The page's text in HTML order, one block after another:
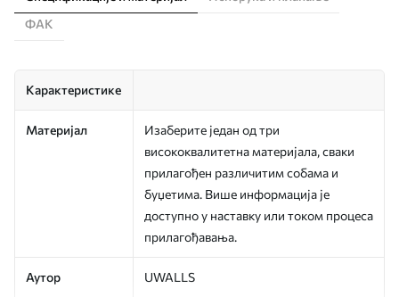
ФАК
Карактеристике
Материјал
Изаберите један од три
висококвалитетна материјала, сваки
прилагођен различитим собама и
буџетима. Више информација је
доступно у наставку или током процеса
прилагођавања.
Аутор UWALLS